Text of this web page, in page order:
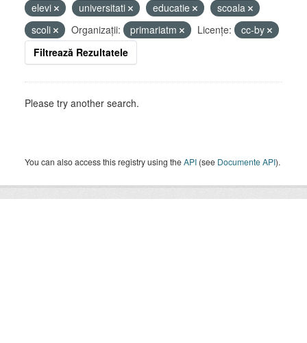
elevi
universitati educatie
scoala
scoli
Organizații: primariatm Licenţe:
cc-by
Filtrează Rezultatele
Please try another search.
You can also access this registry using theAPI (see Documente API).